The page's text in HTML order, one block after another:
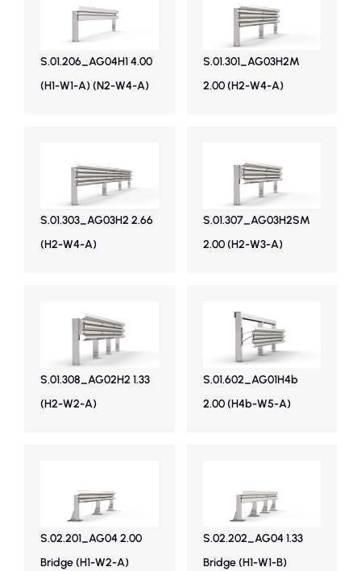
S.01.206_AG04H1 4.00
(H1-W1-A) (N2-W4-A)
S.01.301_AG03H2M
2.00 (H2-W4-A)
S.01.303_AG03H2 2.66
(H2-W4-A)
S.01.307_AG03H2SM
2.00 (H2-W3-A)
S.01.308_AG02H2 1.33
(H2-W2-A)
S.01.602_AG01H4b
2.00 (H4b-W5-A)
S.02.201_AG04 2.00
Bridge (H1-W2-A)
S.02.202_AG04 1.33
Bridge (H1-W1-B)